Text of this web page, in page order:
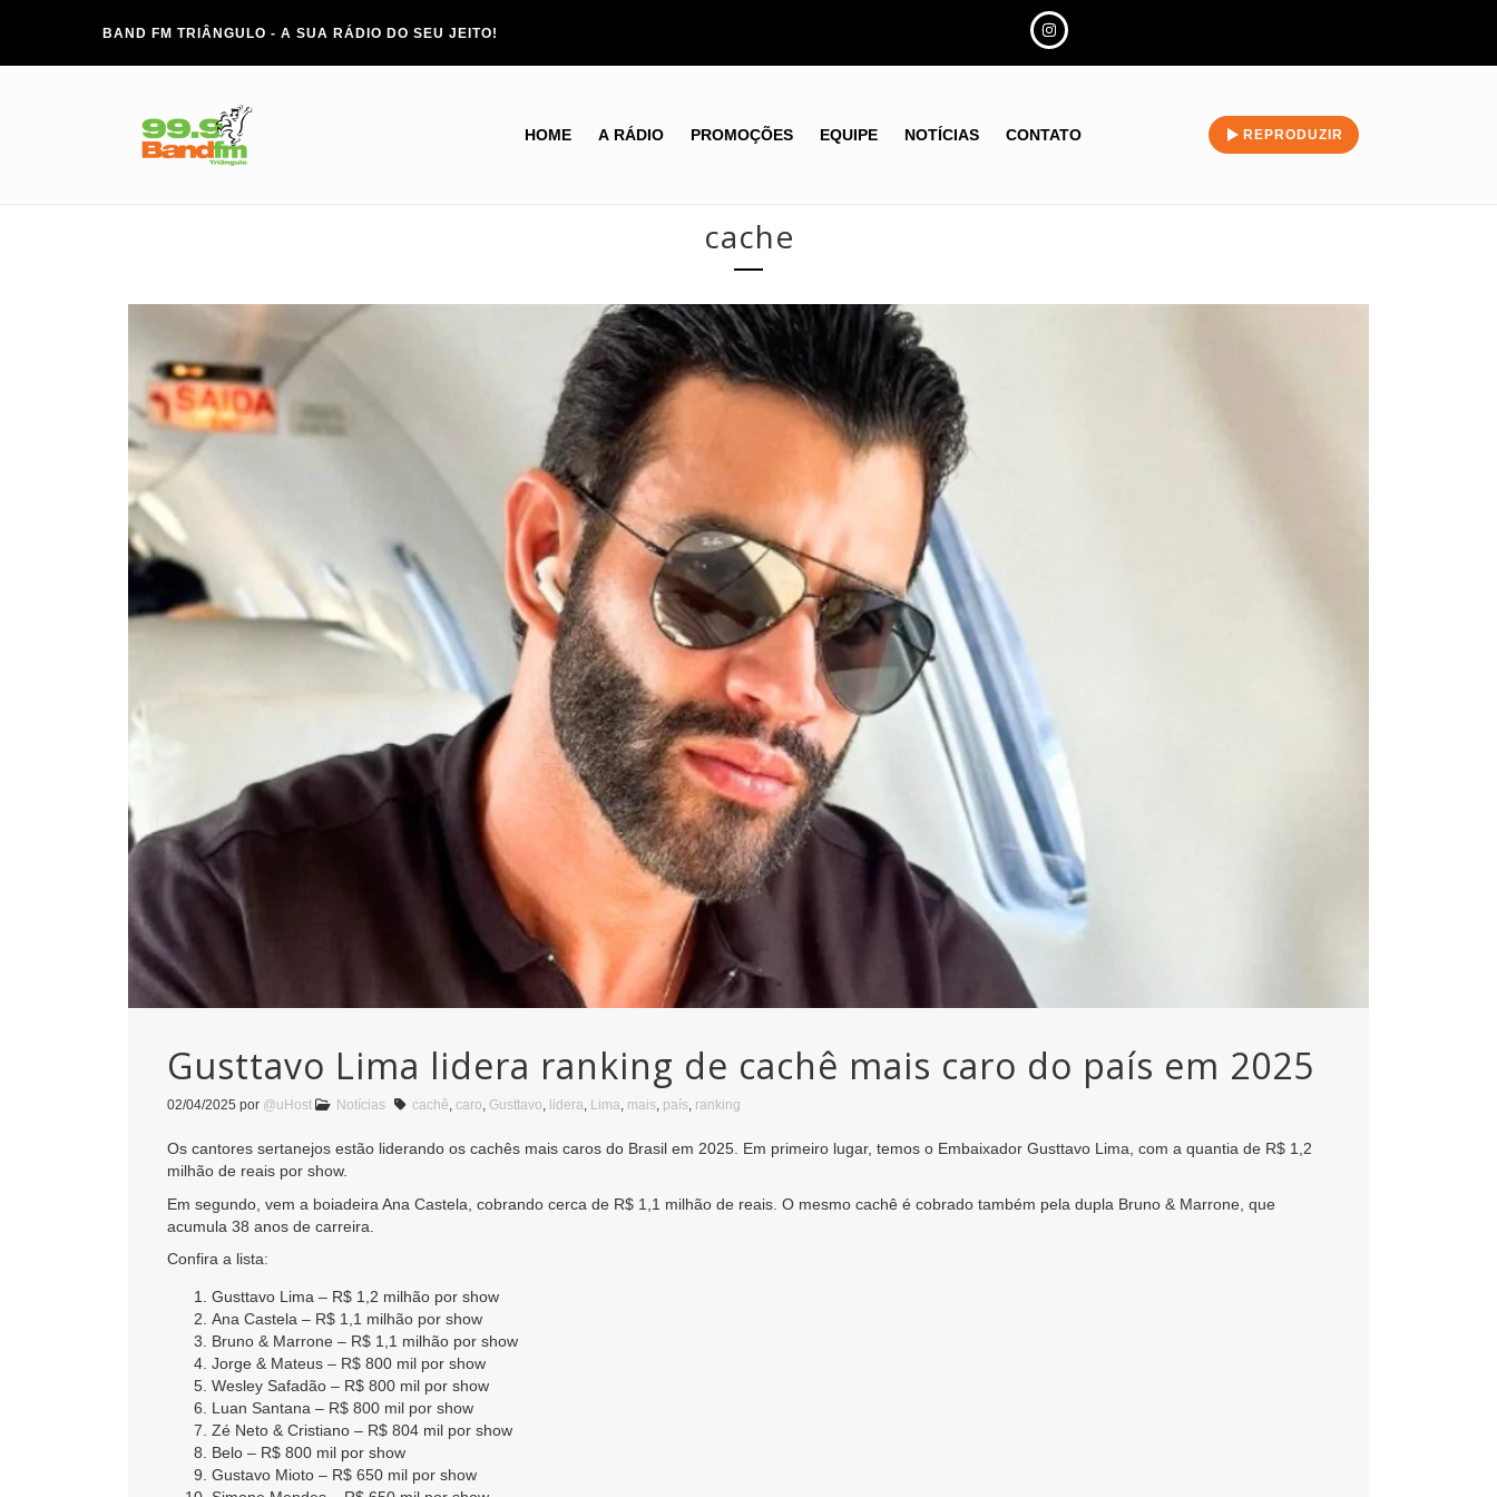
BAND FM TRIÂNGULO - A SUA RÁDIO DO SEU JEITO!
HOME A RÁDIO PROMOÇÕES EQUIPE NOTÍCIAS CONTATO REPRODUZIR
cache
Gusttavo Lima lidera ranking de cachê mais caro do país em 2025
02/04/2025 por @uHost Notícias cachê, caro, Gusttavo, lidera, Lima, mais, país, ranking
Os cantores sertanejos estão liderando os cachês mais caros do Brasil em 2025. Em primeiro lugar, temos o Embaixador Gusttavo Lima, com a quantia de R$ 1,2
milhão de reais por show.
Em segundo, vem a boiadeira Ana Castela, cobrando cerca de R$ 1,1 milhão de reais. O mesmo cachê é cobrado também pela dupla Bruno & Marrone, que
acumula 38 anos de carreira.
Confira a lista:
Gusttavo Lima – R$ 1,2 milhão por show
Ana Castela – R$ 1,1 milhão por show
Bruno & Marrone – R$ 1,1 milhão por show
Jorge & Mateus – R$ 800 mil por show
Wesley Safadão – R$ 800 mil por show
Luan Santana – R$ 800 mil por show
Zé Neto & Cristiano – R$ 804 mil por show
Belo – R$ 800 mil por show
Gustavo Mioto – R$ 650 mil por show